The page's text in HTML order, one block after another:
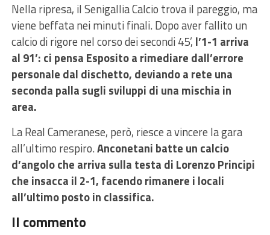
Nella ripresa, il Senigallia Calcio trova il pareggio, ma
viene beffata nei minuti finali. Dopo aver fallito un
calcio di rigore nel corso dei secondi 45’, l’1-1 arriva
al 91’: ci pensa Esposito a rimediare dall’errore
personale dal dischetto, deviando a rete una
seconda palla sugli sviluppi di una mischia in
area.
La Real Cameranese, però, riesce a vincere la gara
all’ultimo respiro.Anconetani batte un calcio
d’angolo che arriva sulla testa di Lorenzo Principi
che insacca il 2-1, facendo rimanere i locali
all’ultimo posto in classifica.
Il commento